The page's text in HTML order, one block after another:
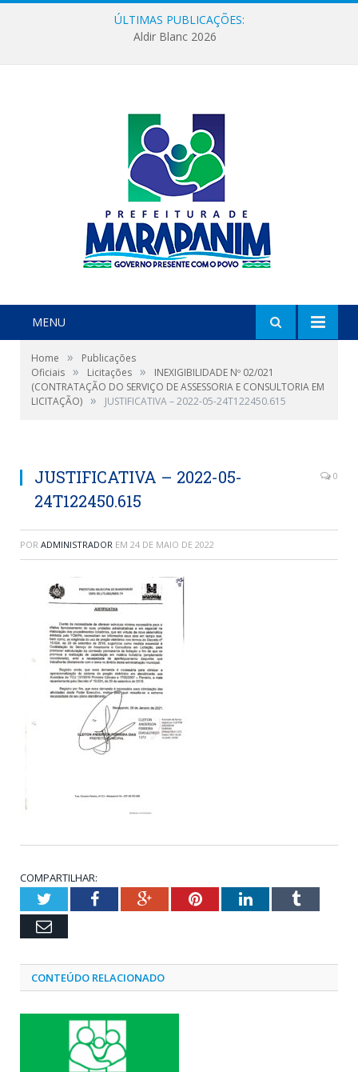
ÚLTIMAS PUBLICAÇÕES:
Aldir Blanc 2026
MENU
Home »
Publicações
Oficiais » Licitações »
INEXIGIBILIDADE Nº 02/021
(CONTRATAÇÃO DO SERVIÇO DE ASSESSORIA E CONSULTORIA EM
LICITAÇÃO) » JUSTIFICATIVA – 2022-05-24T122450.615
JUSTIFICATIVA – 2022-05-
24T122450.615
0
POR ADMINISTRADOR EM 24 DE MAIO DE 2022
COMPARTILHAR:
TwitterFacebookGoogle+PinterestLinkedInTumblr
Email
CONTEÚDO RELACIONADO